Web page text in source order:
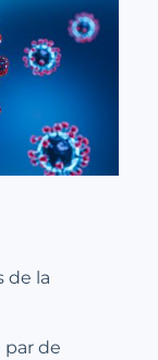
de la
de